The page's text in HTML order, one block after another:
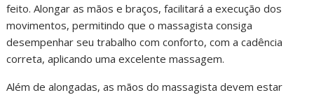
feito. Alongar as mãos e braços, facilitará a execução dos
movimentos, permitindo que o massagista consiga
desempenhar seu trabalho com conforto, com a cadência
correta, aplicando uma excelente massagem.
Além de alongadas, as mãos do massagista devem estar